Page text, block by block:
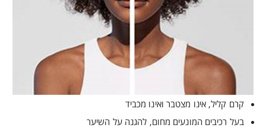
קרם קליל, אינו מצטבר ואינו מכביד
בעל רכיבים המונעים מחום, להגנה על השיער